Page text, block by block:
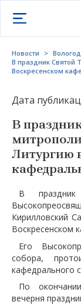
Открыть меню
Новости >
В праздник Святой
Воскресенском
Дата
В
Литургию
В праздник
Кирилловский
Воскресенском
Его
собора,
кафедрального
По
вечерня